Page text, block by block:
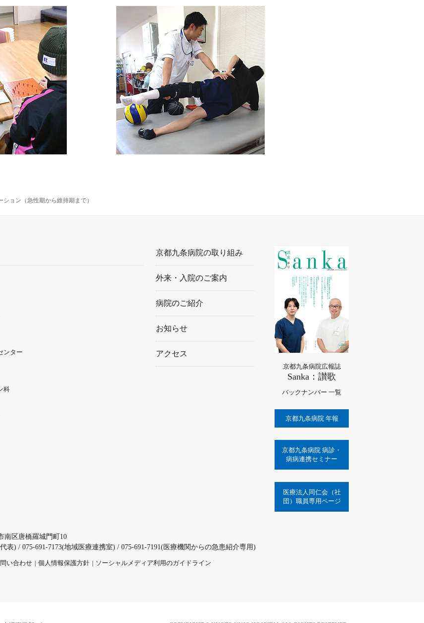
ション（急性期から維持期まで）
ンター
科
京都九条病院の取り組み
外来・入院のご案内
病院のご紹介
お知らせ
アクセス
京都九条病院広報誌
Sanka：讃歌
バックナンバー 一覧
京都九条病院 年報
京都九条病院 病診・
病病連携セミナー
医療法人同仁会（社
団）職員専用ページ
南区唐橋羅城門町10
表) / 075-691-7173(地域医療連携室) / 075-691-7191(医療機関からの急患紹介専用)
い合わせ 個人情報保護方針 ソーシャルメディア利用のガイドライン